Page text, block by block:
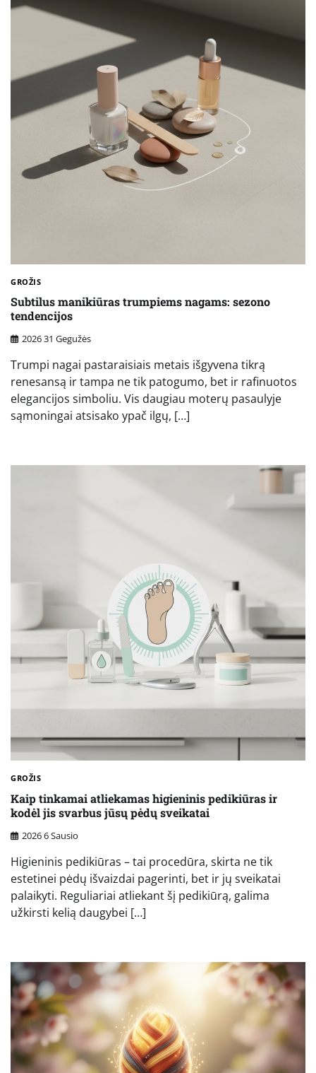
GROŽIS
Subtilus manikiūras trumpiems nagams: sezono
tendencijos
2026 31 Gegužės
Trumpi nagai pastaraisiais metais išgyvena tikrą
renesansą ir tampa ne tik patogumo, bet ir rafinuotos
elegancijos simboliu. Vis daugiau moterų pasaulyje
sąmoningai atsisako ypač ilgų, […]
GROŽIS
Kaip tinkamai atliekamas higieninis pedikiūras ir
kodėl jis svarbus jūsų pėdų sveikatai
2026 6 Sausio
Higieninis pedikiūras – tai procedūra, skirta ne tik
estetinei pėdų išvaizdai pagerinti, bet ir jų sveikatai
palaikyti. Reguliariai atliekant šį pedikiūrą, galima
užkirsti kelią daugybei […]